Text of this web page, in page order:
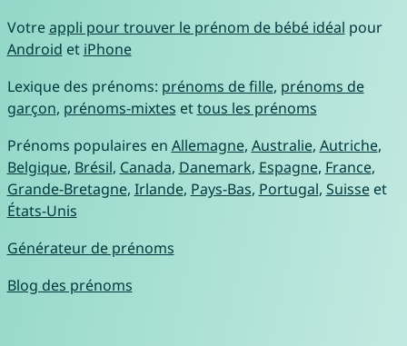
Votreappli pour trouver le prénom de bébé idéal pour
Android et iPhone
Lexique des prénoms: prénoms de fille, prénoms de
garçon, prénoms-mixtes ettous les prénoms
Prénoms populaires en Allemagne, Australie, Autriche,
Belgique, Brésil, Canada, Danemark, Espagne, France,
Grande-Bretagne, Irlande, Pays-Bas, Portugal, Suisseet
États-Unis
Générateur de prénoms
Blog des prénoms